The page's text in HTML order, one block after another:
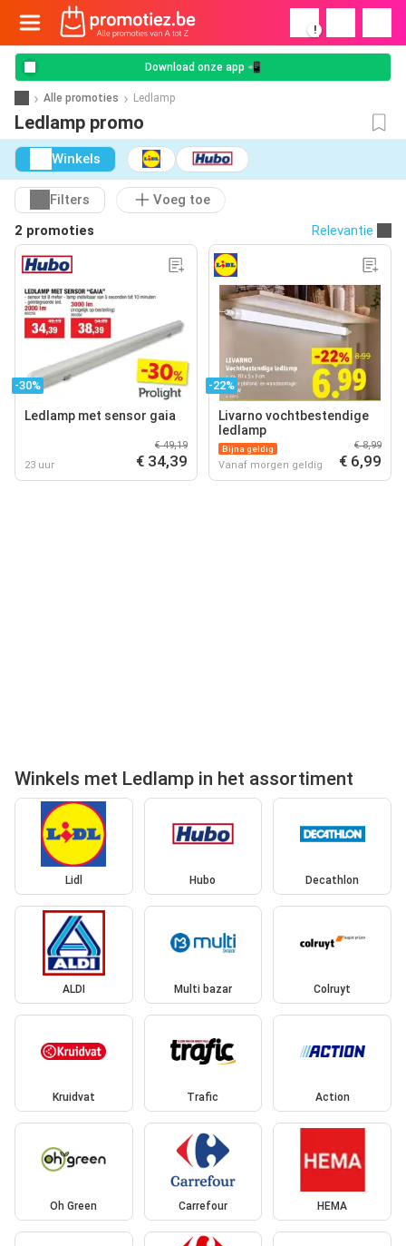
!
Download onze app 📲
Alle promoties Ledlamp
Ledlamp promo
Winkels
Filters
Voeg toe
2 promoties
Relevantie
-30%
Ledlamp met sensor gaia
23 uur
€ 49,19
€ 34,39
-22%
Livarno vochtbestendige
ledlamp
Bijna geldig
Vanaf morgen geldig
€ 8,99
€ 6,99
Winkels met Ledlamp in het assortiment
Lidl Hubo Decathlon
ALDI Multi bazar Colruyt
Kruidvat Trafic Action
Oh Green Carrefour HEMA